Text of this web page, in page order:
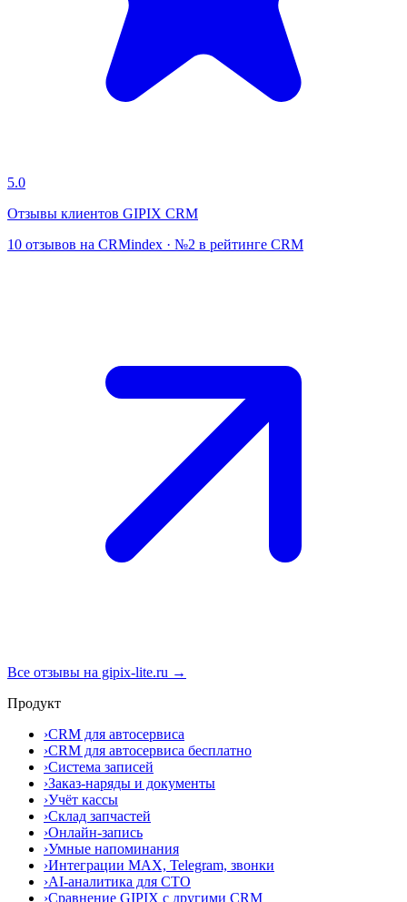
5.0
Отзывы клиентов GIPIX CRM
10 отзывов на CRMindex · №2 в рейтинге CRM
Все отзывы на gipix-lite.ru →
Продукт
›CRM для автосервиса
›CRM для автосервиса бесплатно
›Система записей
›Заказ-наряды и документы
›Учёт кассы
›Склад запчастей
›Онлайн-запись
›Умные напоминания
›Интеграции MAX, Telegram, звонки
›AI-аналитика для СТО
›Сравнение GIPIX с другими CRM